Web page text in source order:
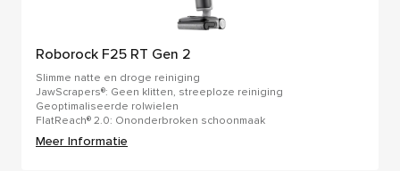
Roborock F25 RT Gen 2
Slimme natte en droge reiniging
JawScrapers®: Geen klitten, streeploze reiniging
Geoptimaliseerde rolwielen
FlatReach® 2.0: Ononderbroken schoonmaak
Meer Informatie